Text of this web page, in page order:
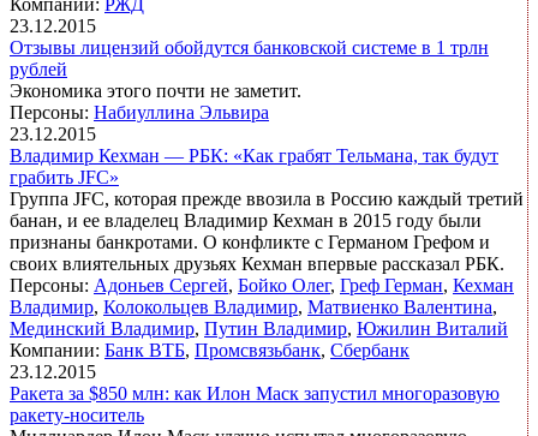
Компании: РЖД
23.12.2015
Отзывы лицензий обойдутся банковской системе в 1 трлн
рублей
Экономика этого почти не заметит.
Персоны: Набиуллина Эльвира
23.12.2015
Владимир Кехман — РБК: «Как грабят Тельмана, так будут
грабить JFC»
Группа JFC, которая прежде ввозила в Россию каждый третий
банан, и ее владелец Владимир Кехман в 2015 году были
признаны банкротами. О конфликте с Германом Грефом и
своих влиятельных друзьях Кехман впервые рассказал РБК.
Персоны: Адоньев Сергей, Бойко Олег, Греф Герман, Кехман
Владимир, Колокольцев Владимир, Матвиенко Валентина,
Мединский Владимир, Путин Владимир, Южилин Виталий
Компании: Банк ВТБ, Промсвязьбанк, Сбербанк
23.12.2015
Ракета за $850 млн: как Илон Маск запустил многоразовую
ракету-носитель